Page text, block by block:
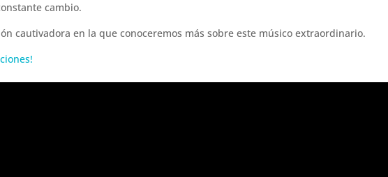
cambio.
cautivadora en la que conoceremos más sobre este músico extraordinario.